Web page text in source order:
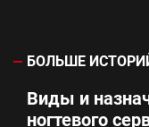
БОЛЬШЕ
Виды и
ногтевого